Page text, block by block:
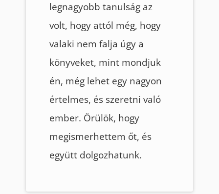
legnagyobb tanulság az
volt, hogy attól még, hogy
valaki nem falja úgy a
könyveket, mint mondjuk
én, még lehet egy nagyon
értelmes, és szeretni való
ember. Örülök, hogy
megismerhettem őt, és
együtt dolgozhatunk.